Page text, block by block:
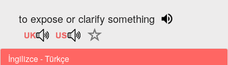
to expose or clarify something
İngilizce - Türkçe